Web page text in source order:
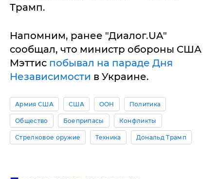
Трамп.
Напомним, ранее "Диалог.UA"
сообщал, что министр обороны США
Мэттис побывал на параде Дня
Независимости в Украине.
Армия США США ООН Политика
Общество Боеприпасы Конфликты
Стрелковое оружие Техника Дональд Трамп